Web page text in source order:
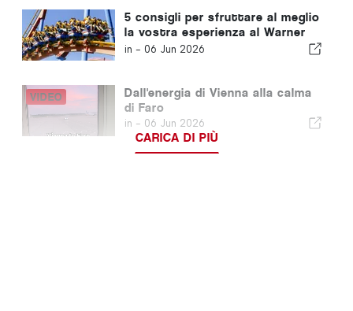
5 consigli per sfruttare al meglio
la vostra esperienza al Warner
Bros. Park di Madrid
in - 06 Jun 2026
Dall'energia di Vienna alla calma
di Faro
in - 06 Jun 2026
CARICA DI PIÙ